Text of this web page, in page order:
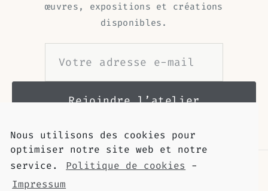
Nous utilisons des cookies pour
optimiser notre site web et notre
service.
Politique de cookies
-
Impressum
œuvres, expositions et créations
disponibles.